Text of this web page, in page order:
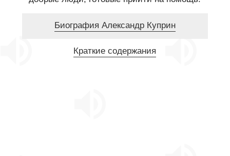
Биография Александр Куприн
Краткие содержания